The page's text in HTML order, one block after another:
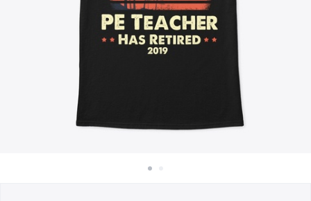
Verkoop overal
Unisex Premium Pullover Hoodie
US$ 49,99
Comfort Tee
US$ 25,49
Unisex Classic Crewneck Sweatshirt